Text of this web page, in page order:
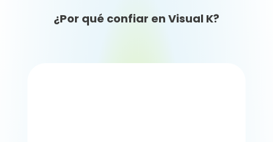
¿Por qué confiar en Visual K?